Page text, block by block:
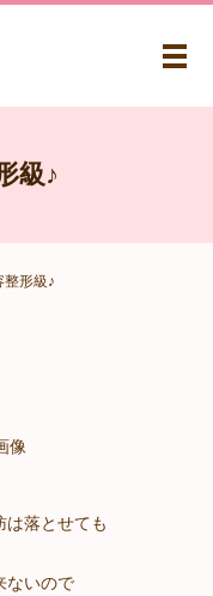
メ
級♪
整形級♪
は落とせても
ないので